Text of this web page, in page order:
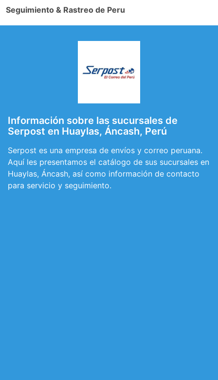
Seguimiento & Rastreo de Peru
Información sobre las sucursales de
Serpost en Huaylas, Áncash, Perú
Serpost es una empresa de envíos y correo peruana.
Aquí les presentamos el catálogo de sus sucursales en
Huaylas, Áncash, así como información de contacto
para servicio y seguimiento.